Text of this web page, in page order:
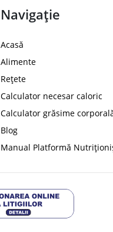
Navigație
Acasă
Alimente
Rețete
Calculator necesar caloric
Calculator grăsime
Blog
Manual Platformă